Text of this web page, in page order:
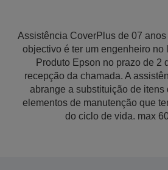
Assistência CoverPlus de 07
objectivo é ter um engenheiro no
Produto Epson no prazo de 2
recepção da chamada. A
abrange a substituição de itens
elementos de manutenção que
do ciclo de vida. max